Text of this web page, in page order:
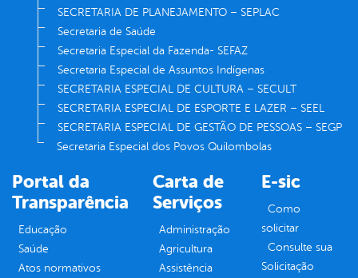
SECRETARIA DE PLANEJAMENTO – SEPLAC
Secretaria de Saúde
Secretaria Especial da Fazenda- SEFAZ
Secretaria Especial de Assuntos Indígenas
SECRETARIA ESPECIAL DE CULTURA – SECULT
SECRETARIA ESPECIAL DE ESPORTE E LAZER – SEEL
SECRETARIA ESPECIAL DE GESTÃO DE PESSOAS – SEGP
Secretaria Especial dos Povos Quilombolas
Portal da
Transparência
Educação
Saúde
Atos normativos
Carta de
Serviços
Administração
Agricultura
Assistência
E-sic
Como
solicitar
Consulte sua
Solicitação